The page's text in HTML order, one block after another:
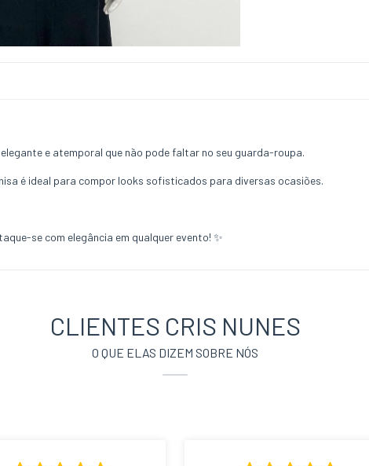
elegante e atemporal que não pode faltar no seu guarda-roupa.
é ideal para compor looks sofisticados para diversas ocasiões.
se com elegância em qualquer evento! ✨
CLIENTES CRIS NUNES
O QUE ELAS DIZEM SOBRE NÓS